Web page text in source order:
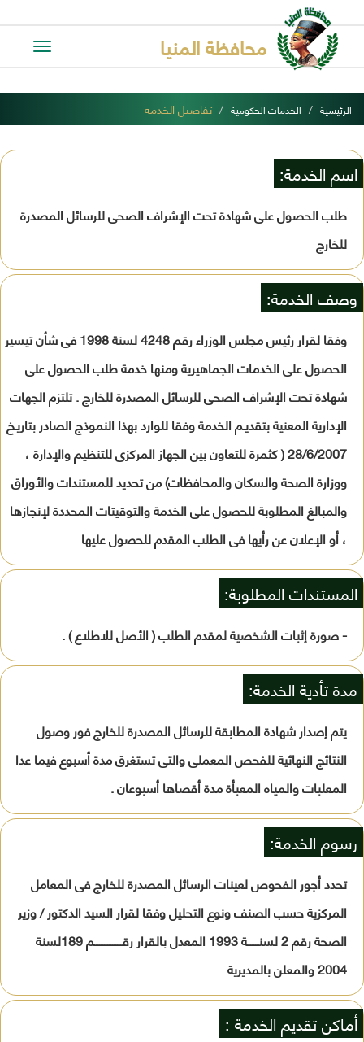
Toggle
محافظة المنيا
الرئيسية الخدمات الحكومية تفاصيل الخدمة
اسم الخدمة:
طلب الحصول على شهادة تحت الإشراف الصحى للرسائل المصدرة
للخارج
وصف الخدمة:
وفقا لقرار رئيس مجلس الوزراء رقم 4248 لسنة 1998 فى شأن تيسير
الحصول على الخدمات الجماهيرية ومنها خدمة طلب الحصول على
شهادة تحت الإشراف الصحى للرسائل المصدرة للخارج . تلتزم الجهات
الإدارية المعنية بتقديـم الخدمة وفقا للوارد بهذا النموذج الصادر بتاريـخ
28/6/2007 ( كثمرة للتعاون بين الجهاز المركزى للتنظيم والإدارة ،
ووزارة الصحة والسكان والمحافظات) من تحديد للمستندات والأوراق
والمبالغ المطلوبة للحصول على الخدمة والتوقيتات المحددة لإنجازها
، أو الإعلان عن رأيها فى الطلب المقدم للحصول عليها
المستندات المطلوبة:
- صورة إثبات الشخصية لمقدم الطلب ( الأصل للاطلاع ) .
مدة تأدية الخدمة:
يتم إصدار شهادة المطابقة للرسائل المصدرة للخارج فور وصول
النتائج النهائية للفحص المعملى والتى تستغرق مدة أسبوع فيما عدا
المعلبات والمياه المعبأة مدة أقصاها أسبوعان .
رسوم الخدمة:
تحدد أجور الفحوص لعينات الرسائل المصدرة للخارج فى المعامل
المركزية حسب الصنف ونوع التحليل وفقا لقرار السيد الدكتور / وزير
الصحة رقم 2 لسنـــــــة 1993 المعدل بالقرار رقـــــــــــــــــم 189لسنة
2004 والمعلن بالمديرية
أماكن تقديم الخدمة :